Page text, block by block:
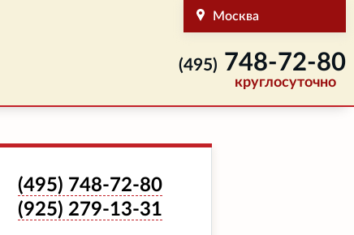
Москва
(495) 748-72-80
круглосуточно
(495) 748-72-80
(925) 279-13-31